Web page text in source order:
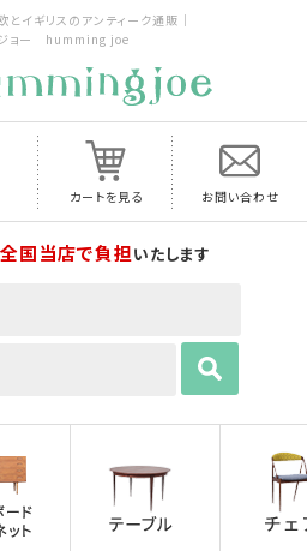
とイギリスのアンティーク通販｜
ジョー humming joe
カートを見る お問い合わせ
国当店で負担いたします